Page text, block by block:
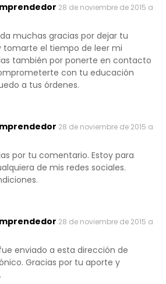
28 de noviembre de 2015 a
muchas gracias por dejar tu
tomarte el tiempo de leer mi
también por ponerte en contacto
con tu educación
a tus órdenes.
28 de noviembre de 2015 a
por tu comentario. Estoy para
de mis redes sociales.
28 de noviembre de 2015 a
enviado a esta dirección de
Gracias por tu aporte y